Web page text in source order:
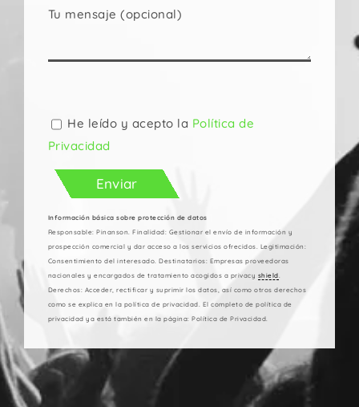
Tu mensaje (opcional)
deja
campo
He leído y acepto la Política de
Privacidad
Información básica sobre protección de datos
Responsable: Pinanson. Finalidad: Gestionar el envío de información y
prospección comercial y dar acceso a los servicios ofrecidos. Legitimación:
Consentimiento del interesado. Destinatarios: Empresas proveedoras
nacionales y encargados de tratamiento acogidos a privacy shield
Derechos: Acceder, rectificar y suprimir los datos, así como otros derechos
como se explica en la política de privacidad. El completo de política de
privacidad ya está también en la página: Política de Privacidad.